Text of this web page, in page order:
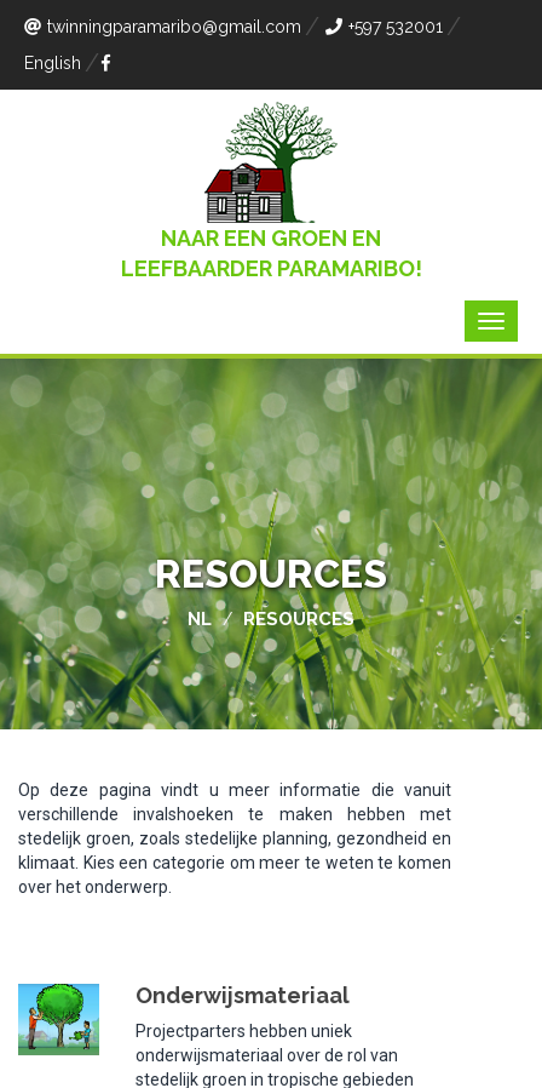
twinningparamaribo@gmail.com
+597 532001
English
NAAR EEN GROEN EN
LEEFBAARDER PARAMARIBO!
RESOURCES
NL / RESOURCES
Op deze pagina vindt u meer informatie die vanuit
verschillende invalshoeken te maken hebben met
stedelijk groen, zoals stedelijke planning, gezondheid en
klimaat. Kies een categorie om meer te weten te komen
over het onderwerp.
Onderwijsmateriaal
Projectparters hebben uniek
onderwijsmateriaal over de rol van
stedelijk groen in tropische gebieden